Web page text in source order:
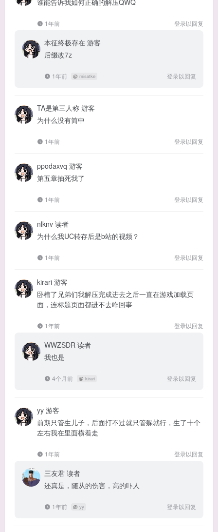
1年前 登录以回复
本征终极存在 游客
后缀改7z
1年前 @ misatke 登录以回复
TA是第三人称 游客
为什么没有简中
1年前 登录以回复
ppodaxvq 游客
第五章抽死我了
1年前 登录以回复
nlknv 读者
为什么我UC转存后是b站的视频？
1年前 登录以回复
kirari 游客
卧槽了兄弟们我解压完成进去之后一直在游戏加载页
面，连标题页面都进不去咋回事
1年前 登录以回复
WWZSDR 读者
我也是
4个月前 @ kirari 登录以回复
yy 游客
前期只管生儿子，后面打不过就只管躲就行，生了十个
左右我在里面横着走
1年前 登录以回复
三友君 读者
还真是，随从的伤害，高的吓人
1年前 @ yy 登录以回复